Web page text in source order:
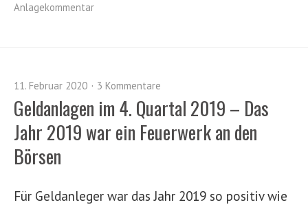
Anlagekommentar
11. Februar 2020 3 Kommentare
Geldanlagen im 4. Quartal 2019 – Das
Jahr 2019 war ein Feuerwerk an den
Börsen
Für Geldanleger war das Jahr 2019 so positiv wie